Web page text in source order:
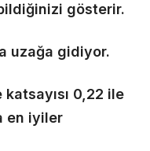
gösterir.
uzağa gidiyor.
katsayısı 0,22 ile
en iyiler